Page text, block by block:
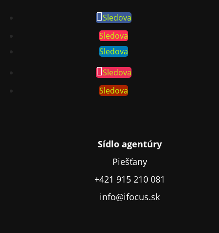
Sledova
Sledova
Sledova
Sledova
Sledova
Sídlo agentúry
Piešťany
+421 915 210 081
info@ifocus.sk